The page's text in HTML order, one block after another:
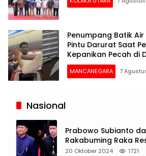
Penumpang Batik
Pintu Darurat Saat
Kepanikan Pecah di
MANCANEGARA 7
Siaran
Nasional
Prabowo Subianto
Rakabuming Raka
Presiden dan Wapres
20 Oktober 2024 1721